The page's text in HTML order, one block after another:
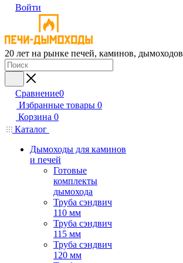
Войти
20 лет на рынке печей, каминов, дымоходов
Сравнение0
Избранные товары 0
Корзина 0
Каталог
Дымоходы для каминов
и печей
Готовые
комплекты
дымохода
Труба сэндвич
110 мм
Труба сэндвич
115 мм
Труба сэндвич
120 мм